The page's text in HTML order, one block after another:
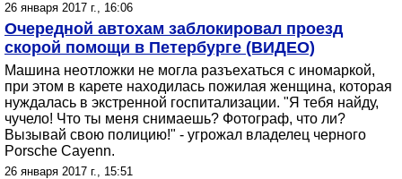
26 января 2017 г., 16:06
Очередной автохам заблокировал проезд
скорой помощи в Петербурге (ВИДЕО)
Машина неотложки не могла разъехаться с иномаркой,
при этом в карете находилась пожилая женщина, которая
нуждалась в экстренной госпитализации. "Я тебя найду,
чучело! Что ты меня снимаешь? Фотограф, что ли?
Вызывай свою полицию!" - угрожал владелец черного
Porsche Cayenn.
26 января 2017 г., 15:51